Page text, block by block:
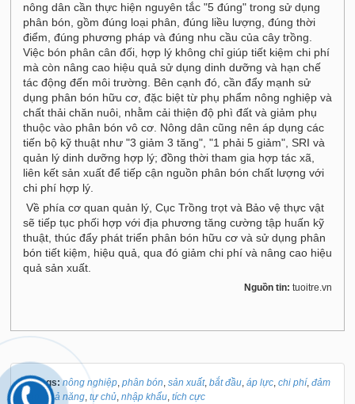
nông dân cần thực hiện nguyên tắc "5 đúng" trong sử dụng
phân bón, gồm đúng loại phân, đúng liều lượng, đúng thời
điểm, đúng phương pháp và đúng nhu cầu của cây trồng.
Việc bón phân cân đối, hợp lý không chỉ giúp tiết kiệm chi phí
mà còn nâng cao hiệu quả sử dụng dinh dưỡng và hạn chế
tác động đến môi trường. Bên cạnh đó, cần đẩy mạnh sử
dụng phân bón hữu cơ, đặc biệt từ phụ phẩm nông nghiệp và
chất thải chăn nuôi, nhằm cải thiện độ phì đất và giảm phụ
thuộc vào phân bón vô cơ. Nông dân cũng nên áp dụng các
tiến bộ kỹ thuật như "3 giảm 3 tăng", "1 phải 5 giảm", SRI và
quản lý dinh dưỡng hợp lý; đồng thời tham gia hợp tác xã,
liên kết sản xuất để tiếp cận nguồn phân bón chất lượng với
chi phí hợp lý.
Về phía cơ quan quản lý, Cục Trồng trọt và Bảo vệ thực vật
sẽ tiếp tục phối hợp với địa phương tăng cường tập huấn kỹ
thuật, thúc đẩy phát triển phân bón hữu cơ và sử dụng phân
bón tiết kiệm, hiệu quả, qua đó giảm chi phí và nâng cao hiệu
quả sản xuất.
Nguồn tin: tuoitre.vn
Tags:nông nghiệp, phân bón, sản xuất, bắt đầu, áp lực, chi phí, đảm
bảo
khả năng, tự chủ, nhập khẩu, tích cực